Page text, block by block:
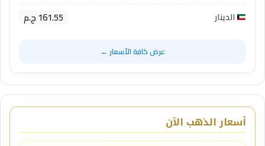
الدينار 161.55 ج.م
عرض كافة الأسعار ←
أسعار الذهب الآن